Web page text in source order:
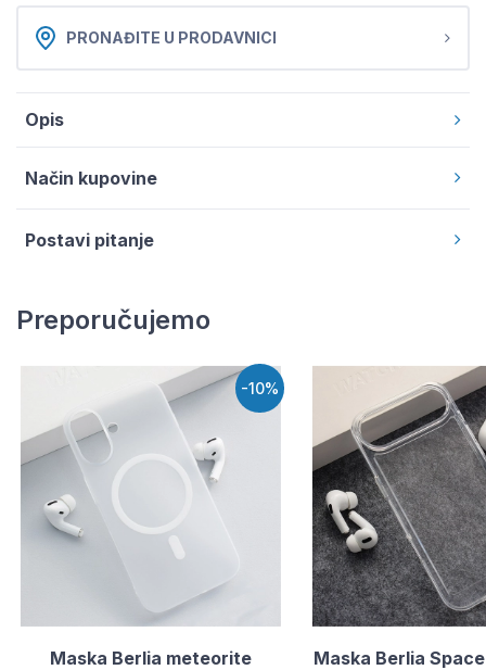
PRONAĐITE U PRODAVNICI
Opis
Način kupovine
Postavi pitanje
Preporučujemo
-10%
Maska Berlia meteorite
Maska Berlia